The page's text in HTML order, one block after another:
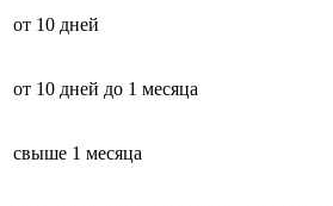
от 10 дней
от 10 дней до 1 месяца
свыше 1 месяца